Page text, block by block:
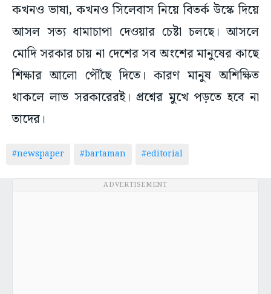
কখনও ভাষা, কখনও সিলেবাস নিয়ে বিতর্ক উস্কে দিয়ে
আসল সত্য ধামাচাপা দেওয়ার চেষ্টা চলছে। আসলে
মোদি সরকার চায় না দেশের সব অংশের মানুষের কাছে
শিক্ষার আলো পৌঁছে দিতে। কারণ মানুষ অশিক্ষিত
থাকলে লাভ সরকারেরই। প্রশ্নের মুখে পড়তে হবে না
তাদের।
#newspaper #bartaman #editorial
ADVERTISEMENT